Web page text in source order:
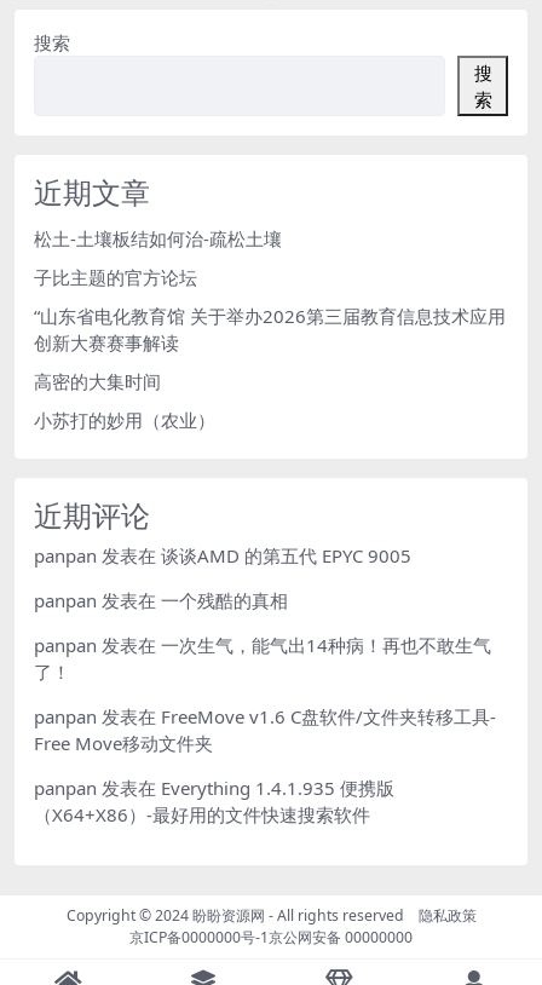
搜索
搜
索
近期文章
松土-土壤板结如何治-疏松土壤
子比主题的官方论坛
“山东省电化教育馆 关于举办2026第三届教育信息技术应用
创新大赛赛事解读
高密的大集时间
小苏打的妙用（农业）
近期评论
panpan 发表在 谈谈AMD 的第五代 EPYC 9005
panpan 发表在 一个残酷的真相
panpan 发表在 一次生气，能气出14种病！再也不敢生气
了！
panpan 发表在 FreeMove v1.6 C盘软件/文件夹转移工具-
Free Move移动文件夹
panpan 发表在 Everything 1.4.1.935 便携版
（X64+X86）-最好用的文件快速搜索软件
Copyright © 2024盼盼资源网 - All rights reserved 隐私政策
京ICP备0000000号-1京公网安备 00000000